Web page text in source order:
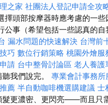
之家 社團法人登記申請全攻
擇頭部按摩器時應考慮的一
事（希望包括一些認真的
漏水問題的快速解決 台灣前
巧 數位行銷策略 桃園外燴服
請 台中整骨討論區 老人養護
我們說完。 專業會計事務所
薦 半自動咖啡機選購建議 士
髮更濃密、更閃亮——而且只